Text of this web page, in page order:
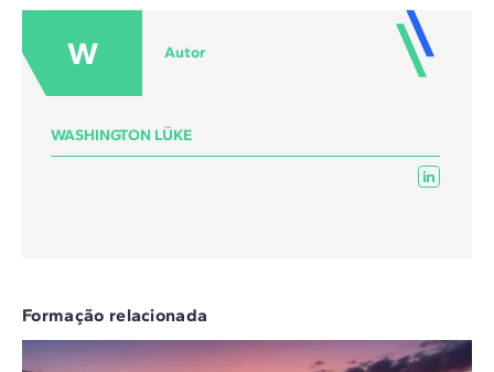
W Autor
WASHINGTON LÜKE
Formação relacionada